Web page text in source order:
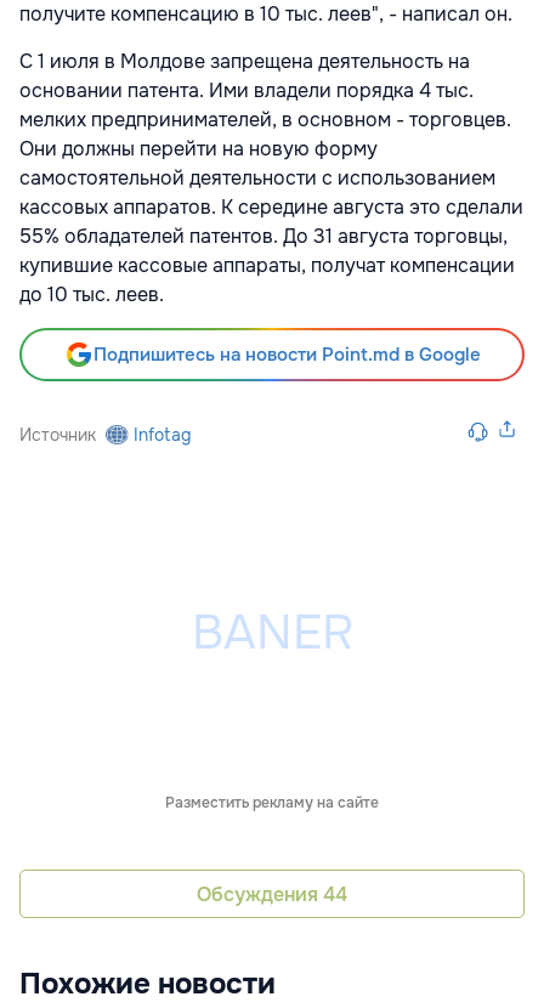
получите компенсацию в 10 тыс. леев", - написал он.
С 1 июля в Молдове запрещена деятельность на
основании патента. Ими владели порядка 4 тыс.
мелких предпринимателей, в основном - торговцев.
Они должны перейти на новую форму
самостоятельной деятельности с использованием
кассовых аппаратов. К середине августа это сделали
55% обладателей патентов. До 31 августа торговцы,
купившие кассовые аппараты, получат компенсации
до 10 тыс. леев.
Подпишитесь на новости Point.md в Google
Источник Infotag
Разместить рекламу на сайте
Обсуждения 44
Похожие новости